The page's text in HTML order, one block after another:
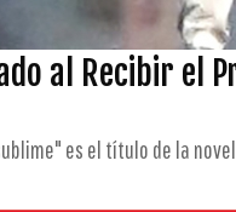
al Recibir el
es el título de la